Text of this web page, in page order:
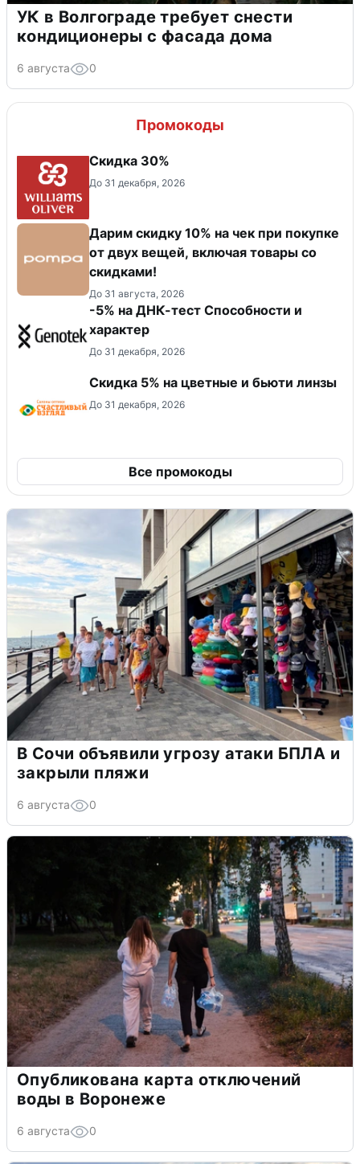
УК в Волгограде требует снести
кондиционеры с фасада дома
6 августа 0
Промокоды
Скидка 30%
До 31 декабря, 2026
Дарим скидку 10% на чек при покупке
от двух вещей, включая товары со
скидками!
До 31 августа, 2026
-5% на ДНК-тест Способности и
характер
До 31 декабря, 2026
Скидка 5% на цветные и бьюти линзы
До 31 декабря, 2026
Все промокоды
В Сочи объявили угрозу атаки БПЛА и
закрыли пляжи
6 августа 0
Опубликована карта отключений
воды в Воронеже
6 августа 0